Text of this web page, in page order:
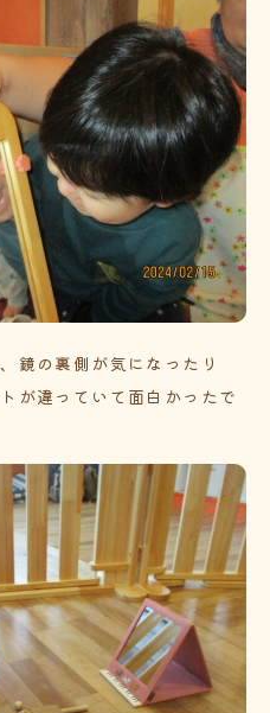
鏡の裏側が気になったり
が違っていて面白かったで